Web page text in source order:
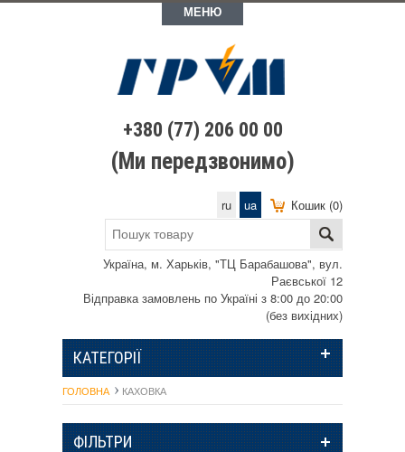
МЕНЮ
+380 (77) 206 00 00
(Ми передзвонимо)
Кошик (0)
ru ua
Україна, м. Харьків, "ТЦ Барабашова", вул.
Раєвської 12
Відправка замовлень по Україні з 8:00 до 20:00
(без вихідних)
КАТЕГОРІЇ
ГОЛОВНА КАХОВКА
ФІЛЬТРИ